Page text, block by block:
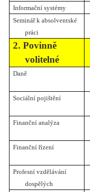
Informační systémy
Seminář k absolventské
práci
2. Povinně
volitelné
Daně
Sociální pojištění
Finanční analýza
Finanční řízení
Profesní vzdělávání
dospělých